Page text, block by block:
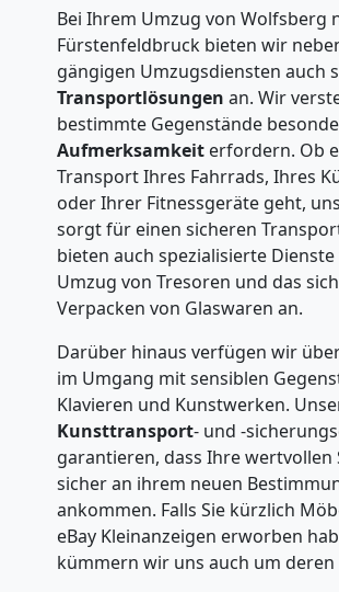
Bei Ihrem Umzug von Wolfsberg
Fürstenfeldbruck bieten wir
gängigen Umzugsdiensten auch
Transportlösungen an. Wir
bestimmte Gegenstände
Aufmerksamkeit erfordern. Ob
Transport Ihres Fahrrads, Ihres
oder Ihrer Fitnessgeräte geht,
sorgt für einen sicheren
bieten auch spezialisierte
Umzug von Tresoren und das
Verpacken von Glaswaren an.
Darüber hinaus verfügen wir
im Umgang mit sensiblen
Klavieren und Kunstwerken.
Kunsttransport- und -
garantieren, dass Ihre wertvollen
sicher an ihrem neuen
ankommen. Falls Sie kürzlich
eBay Kleinanzeigen erworben
kümmern wir uns auch um deren